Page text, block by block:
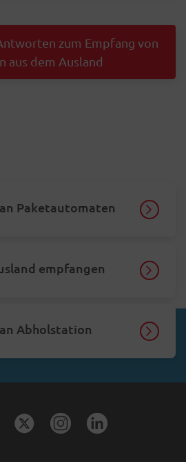
zum Empfang von
aus dem Ausland
Paketautomaten
empfangen
Abholstation